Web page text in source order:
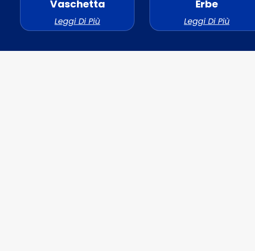
Vaschetta
Leggi Di Più
Erbe
Leggi Di Più